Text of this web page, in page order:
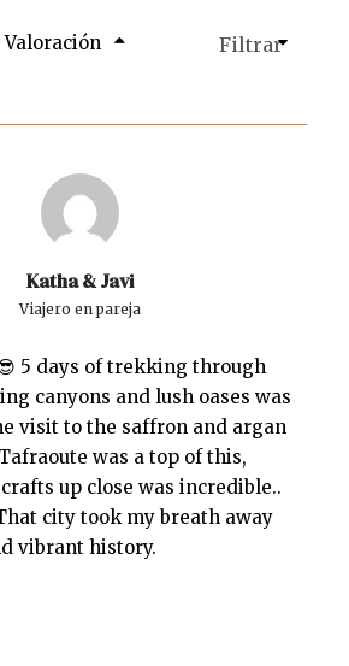
Valoración
Katha & Javi
Viajero en pareja
5 days of trekking through
canyons and lush oases was
visit to the saffron and argan
was a top of this,
up close was incredible..
city took my breath away
vibrant history.